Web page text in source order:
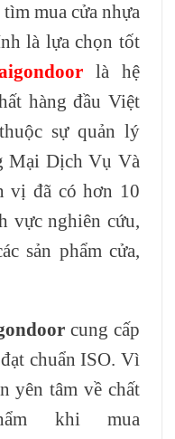
mua cửa nhựa
là lựa chọn tốt
là hệ
hàng đầu Việt
sự quản lý
Mại Dịch Vụ Và
vị đã có hơn 10
vực nghiên cứu,
sản phẩm cửa,
cung cấp
chuẩn ISO. Vì
yên tâm về chất
khi mua